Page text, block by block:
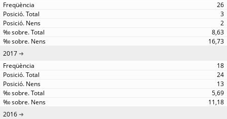
26
3
2
8,63
16,73
2017
18
24
13
5,69
11,18
2016